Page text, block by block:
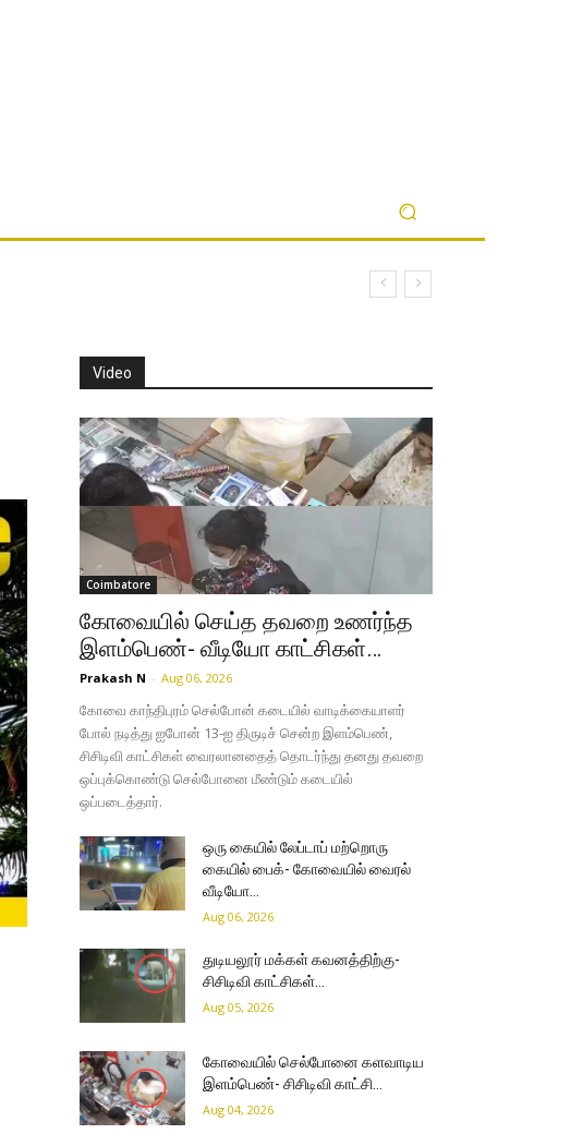
Video
Coimbatore
கோவையில் செய்த தவறை உணர்ந்த
இளம்பெண்- வீடியோ காட்சிகள்…
Prakash N - Aug 06, 2026
கோவை காந்திபுரம் செல்போன் கடையில் வாடிக்கையாளர்
போல் நடித்து ஐபோன் 13-ஐ திருடிச் சென்ற இளம்பெண்,
சிசிடிவி காட்சிகள் வைரலானதைத் தொடர்ந்து தனது தவறை
ஒப்புக்கொண்டு செல்போனை மீண்டும் கடையில்
ஒப்படைத்தார்.
ஒரு கையில் லேப்டாப் மற்றொரு
கையில் பைக்- கோவையில் வைரல்
வீடியோ…
Aug 06, 2026
துடியலூர் மக்கள் கவனத்திற்கு-
சிசிடிவி காட்சிகள்…
Aug 05, 2026
கோவையில் செல்போனை களவாடிய
இளம்பெண்- சிசிடிவி காட்சி…
Aug 04, 2026